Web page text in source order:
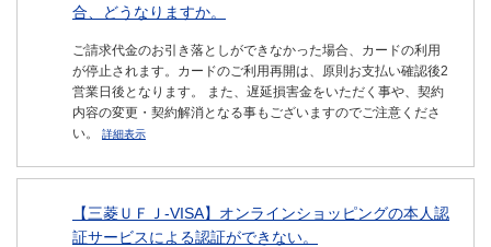
合、どうなりますか。
ご請求代金のお引き落としができなかった場合、カードの利用
が停止されます。カードのご利用再開は、原則お支払い確認後2
営業日後となります。 また、遅延損害金をいただく事や、契約
内容の変更・契約解消となる事もございますのでご注意くださ
い。
詳細表示
【三菱ＵＦＪ-VISA】オンラインショッピングの本人認
証サービスによる認証ができない。